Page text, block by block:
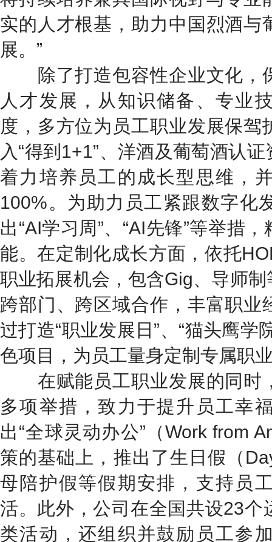
实的人才根基，助力中国烈酒与
展。”
除了打造包容性企业文化，
人才发展，从知识储备、专业
度，多方位为员工职业发展保驾
入“得到1+1”、洋酒及葡萄酒认
着力培养员工的成长型思维，
100%。为助力员工紧跟数字化
出“AI学习周”、“AI先锋”等举措
能。在定制化成长方面，依托
职业拓展机会，包含Gig、导师
跨部门、跨区域合作，丰富职业
过打造“职业发展日”、“猫头鹰学
色项目，为员工量身定制专属职
在赋能员工职业发展的同时
多项举措，致力于提升员工幸
出“全球灵动办公”（Work from
策的基础上，推出了生日假（
母陪护假等假期安排，支持员
活。此外，公司在全国共设23个
类活动，还组织并鼓励员工参